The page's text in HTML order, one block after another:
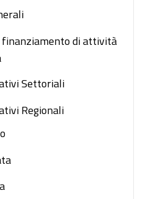
finanziamento di attività
Settoriali
Regionali